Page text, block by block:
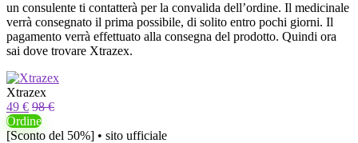
un consulente ti contatterà per la convalida dell’ordine. Il medicinale
verrà consegnato il prima possibile, di solito entro pochi giorni. Il
pagamento verrà effettuato alla consegna del prodotto. Quindi ora
sai dove trovare Xtrazex.
Xtrazex
49 € 98 €
Ordine
[Sconto del 50%] • sito ufficiale